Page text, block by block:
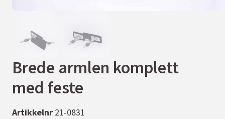
Brede armlen komplett
med feste
Artikkelnr 21-0831